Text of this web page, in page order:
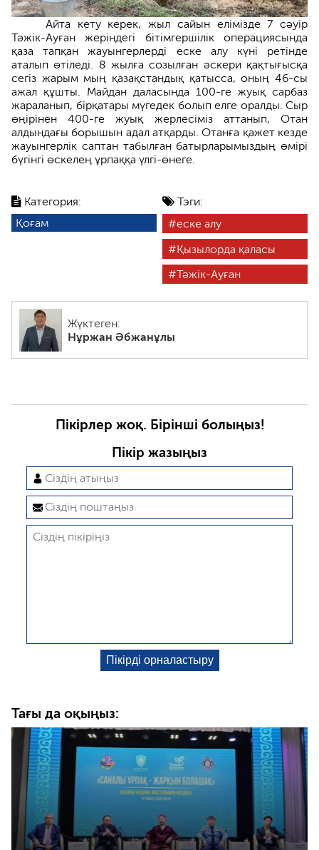
Категория:
Қоғам
Тэги:
еске алу
Қызылорда қаласы
Тәжік-Ауған
Жүктеген:
Нұржан Әбжанұлы
Айта кету керек, жыл сайын елімізде 7 сәуір
Тәжік-Ауған жеріндегі бітімгершілік операциясында
қаза тапқан жауынгерлерді еске алу күні ретінде
аталып өтіледі. 8 жылға созылған әскери қақтығысқа
сегіз жарым мың қазақстандық қатысса, оның 46-сы
ажал құшты. Майдан даласында 100-ге жуық сарбаз
жараланып, бірқатары мүгедек болып елге оралды. Сыр
өңірінен 400-ге жуық жерлесіміз аттанып, Отан
алдындағы борышын адал атқарды. Отанға қажет кезде
жауынгерлік саптан табылған батырларымыздың өмірі
бүгінгі өскелең ұрпаққа үлгі-өнеге.
Пікірлер жоқ. Бірінші болыңыз!
Пікір жазыңыз
Тағы да оқыңыз: